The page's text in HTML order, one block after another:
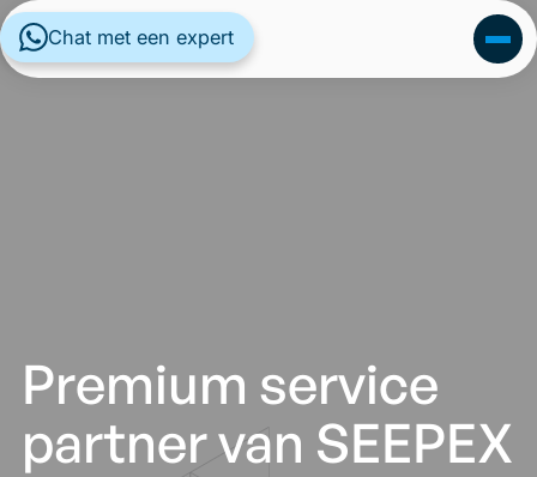
Premium service
partner van SEEPEX
Chat met een expert